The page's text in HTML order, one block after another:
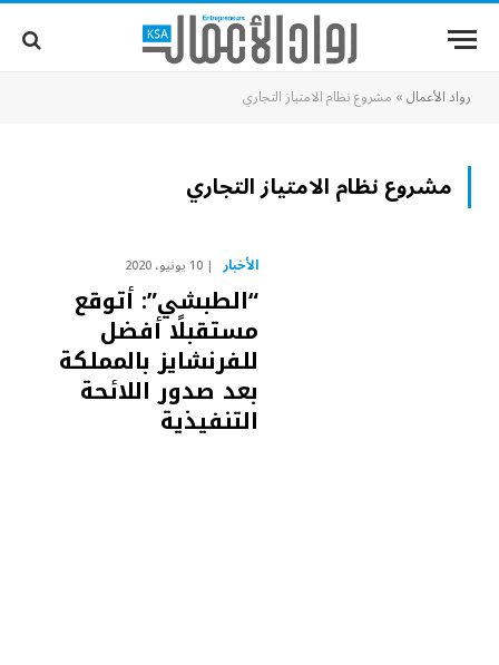
رواد الأعمال» مشروع نظام الامتياز التجاري
مشروع نظام الامتياز التجاري
الأخبار 10 يونيو، 2020
“الطبشي”: أتوقع
مستقبلًا أفضل
للفرنشايز بالمملكة
بعد صدور اللائحة
التنفيذية